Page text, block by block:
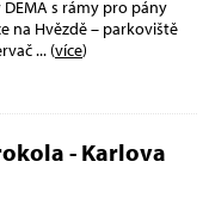
s rámy pro pány
na Hvězdě – parkoviště
... (více)
- Karlova